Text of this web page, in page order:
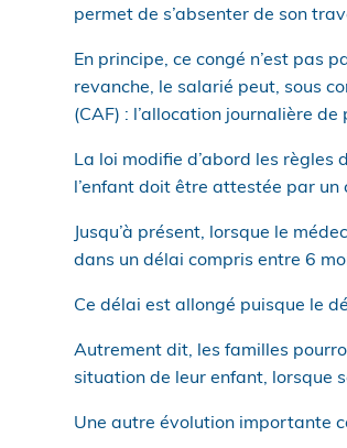
permet de s’absenter de son
En principe, ce congé n’est pas
revanche, le salarié peut, sous
(CAF) : l’allocation journalière de
La loi modifie d’abord les règles
l’enfant doit être attestée par
Jusqu’à présent, lorsque le
dans un délai compris entre 6
Ce délai est allongé puisque le
Autrement dit, les familles
situation de leur enfant, lorsque
Une autre évolution importante